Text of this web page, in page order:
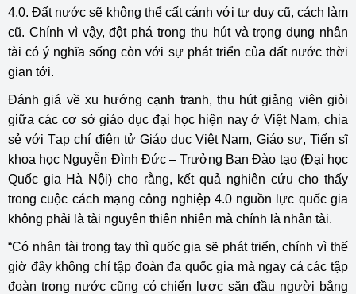
4.0. Đất nước sẽ không thể cất cánh với tư duy cũ, cách làm
cũ. Chính vì vậy, đột phá trong thu hút vàtrọng dụng nhân
tài có ý nghĩa sống còn với sự phát triển của đất nước thời
gian tới.
Đánh giá về xu hướng cạnh tranh, thu hút giảng viên giỏi
giữa các cơ sở giáo dục đại học hiện nay ở Việt Nam, chia
sẻ với Tạp chí điện tử Giáo dục Việt Nam, Giáo sư, Tiến sĩ
khoa học Nguyễn Đình Đức – Trưởng Ban Đào tạo (Đại học
Quốc gia Hà Nội) cho rằng, kết quả nghiên cứu cho thấy
trong cuộc cách mạng công nghiệp 4.0 nguồn lực quốc gia
không phải là tài nguyên thiên nhiên mà chính là nhân tài.
“Có nhân tài trong tay thì quốc gia sẽ phát triển, chính vì thế
giờ đây không chỉ tập đoàn đa quốc gia mà ngay cả các tập
đoàn trong nước cũng có chiến lược săn đầu người bằng